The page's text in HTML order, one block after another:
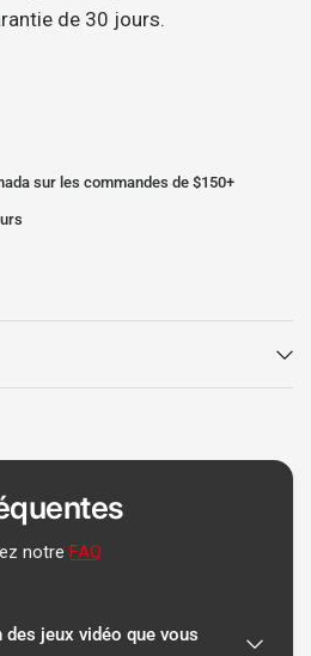
de 30 jours.
sur les commandes de $150+
notreFAQ
jeux vidéo que vous